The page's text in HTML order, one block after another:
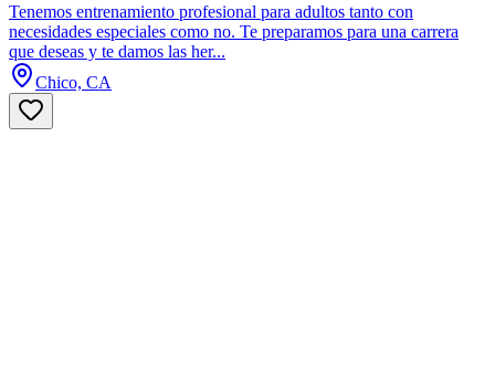
Tenemos entrenamiento profesional para adultos tanto con
necesidades especiales como no. Te preparamos para una carrera
que deseas y te damos las her...
Chico, CA